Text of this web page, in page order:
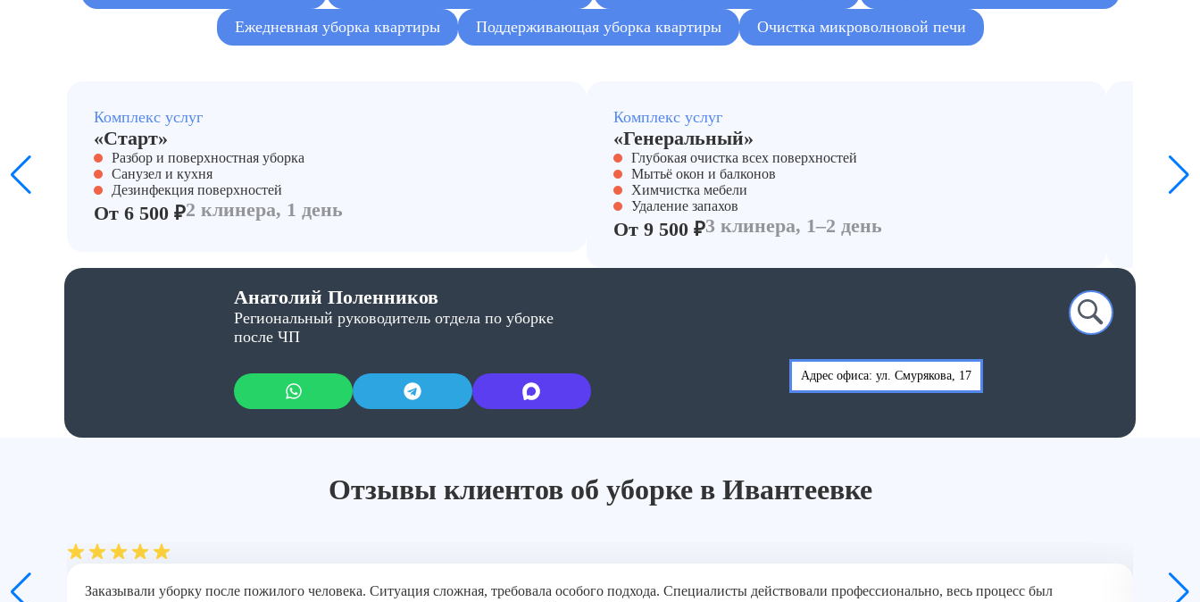
Глубокая очистка пола (ламинат, линолеум, плитка) от 250 руб./м²
Ежедневная уборка квартиры Поддерживающая уборка квартиры Очистка микроволновой печи
Комплекс услуг
«Старт»
Разбор и поверхностная уборка
Санузел и кухня
Дезинфекция поверхностей
От 6 500 ₽2 клинера, 1 день
Комплекс услуг
«Генеральный»
Глубокая очистка всех поверхностей
Мытьё окон и балконов
Химчистка мебели
Удаление запахов
От 9 500 ₽3 клинера, 1–2 день
Анатолий Поленников
Региональный руководитель отдела по уборке
после ЧП
Адрес офиса: ул. Смурякова, 17
Отзывы клиентов об уборке в Ивантеевке
Заказывали уборку после пожилого человека. Ситуация сложная, требовала особого подхода. Специалисты действовали профессионально, весь процесс был